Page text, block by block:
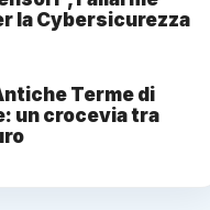
la Cybersicurezza
Terme di
un crocevia tra